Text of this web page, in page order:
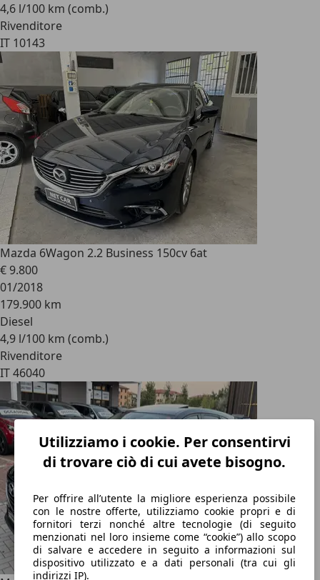
Utilizziamo i cookie. Per consentirvi
di trovare ciò di cui avete bisogno.
Per offrire all’utente la migliore esperienza possibile
con le nostre offerte, utilizziamo cookie propri e di
fornitori terzi nonché altre tecnologie (di seguito
menzionati nel loro insieme come “cookie”) allo scopo
di salvare e accedere in seguito a informazioni sul
dispositivo utilizzato e a dati personali (tra cui gli
indirizzi IP).
4,6 l/100 km (comb.)
Rivenditore
IT 10143
Mazda 6Wagon 2.2 Business 150cv 6at
€ 9.800
01/2018
179.900 km
Diesel
4,9 l/100 km (comb.)
Rivenditore
IT 46040